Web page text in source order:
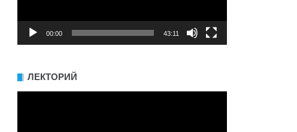
00:00 43:11
ЛЕКТОРИЙ